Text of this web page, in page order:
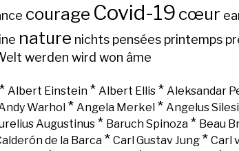
courage Covid-19 cœur
nature nichts pensées printemps
werden wird won âme
* Albert Einstein* Albert Ellis* Aleksandar
Warhol * Angela Merkel * Angelus
Augustinus * Baruch Spinoza * Beau
de la Barca * Carl Gustav Jung * Carl